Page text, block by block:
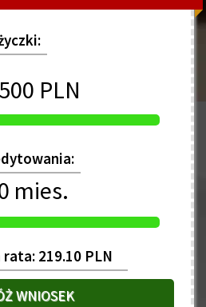
PLN
mies.
219.10 PLN
WNIOSEK